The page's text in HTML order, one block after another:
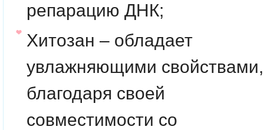
репарацию ДНК;
Хитозан – обладает
увлажняющими свойствами,
благодаря своей
совместимости со